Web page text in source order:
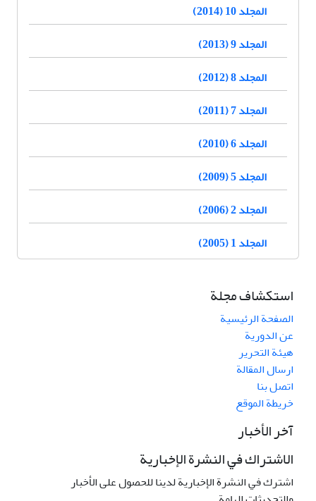
المجلد 10 (2014)
المجلد 9 (2013)
المجلد 8 (2012)
المجلد 7 (2011)
المجلد 6 (2010)
المجلد 5 (2009)
المجلد 2 (2006)
المجلد 1 (2005)
استكشاف مجلة
الصفحة الرئيسية
عن الدورية
هيئة التحرير
ارسال المقالة
اتصل بنا
خريطة الموقع
آخر الأخبار
الاشتراك في النشرة الإخبارية
اشترك في النشرة الإخبارية لدينا للحصول على الأخبار